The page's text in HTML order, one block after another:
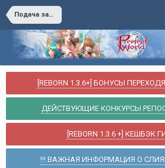
Подача заявок на переход
[REBORN 1.3.6+] БОНУСЫ
ДЕЙСТВУЮЩИЕ КОНКУРСЫ
[REBORN 1.3.6 +] КЕШБЭК
!!! ВАЖНАЯ ИНФОРМАЦИЯ О